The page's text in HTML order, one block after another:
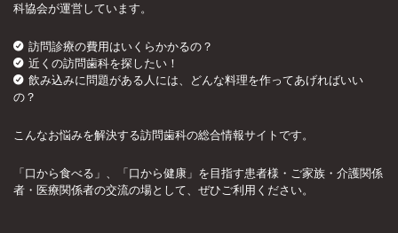
科協会が運営しています。
訪問診療の費用はいくらかかるの？
近くの訪問歯科を探したい！
飲み込みに問題がある人には、どんな料理を作ってあげればいい
の？
こんなお悩みを解決する訪問歯科の総合情報サイトです。
「口から食べる」、「口から健康」を目指す患者様・ご家族・介護関係
者・医療関係者の交流の場として、ぜひご利用ください。